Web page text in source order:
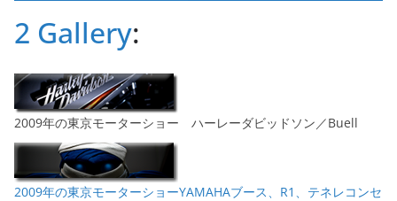
2 Gallery:
2009年の東京モーターショー ハーレーダビッドソン／Buell
2009年の東京モーターショーYAMAHAブース、R1、テネレコンセ